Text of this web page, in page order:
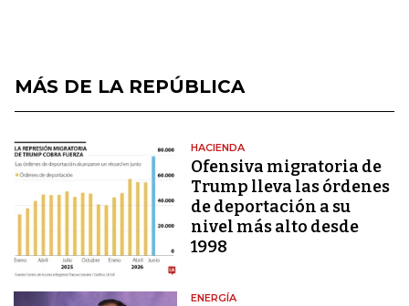
MÁS DE LA REPÚBLICA
HACIENDA
Ofensiva migratoria de
Trump lleva las órdenes
de deportación a su
nivel más alto desde
1998
ENERGÍA